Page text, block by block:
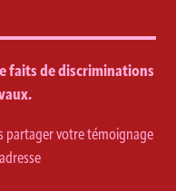
faits de discriminations
partager votre témoignage